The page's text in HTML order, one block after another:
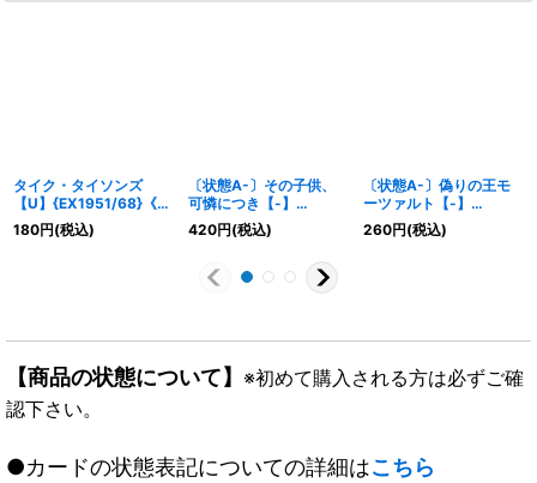
タイク・タイソンズ
【U】{EX1951/68}《自
然》
180円(税込)
〔状態A-〕その子供、
可憐につき【-】
{BD15BE7/BE10}《多》
420円(税込)
〔状態A-〕偽りの王モ
ーツァルト【-】
{DMD0717/24}《多》
260円(税込)
【商品の状態について】 ※初めて購入される方は必ずご確
認下さい。
●カードの状態表記についての詳細はこちら